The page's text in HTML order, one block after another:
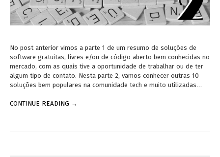
No post anterior vimos a parte 1 de um resumo de soluções de
software gratuitas, livres e/ou de código aberto bem conhecidas no
mercado, com as quais tive a oportunidade de trabalhar ou de ter
algum tipo de contato. Nesta parte 2, vamos conhecer outras 10
soluções bem populares na comunidade tech e muito utilizadas…
CONTINUE READING →